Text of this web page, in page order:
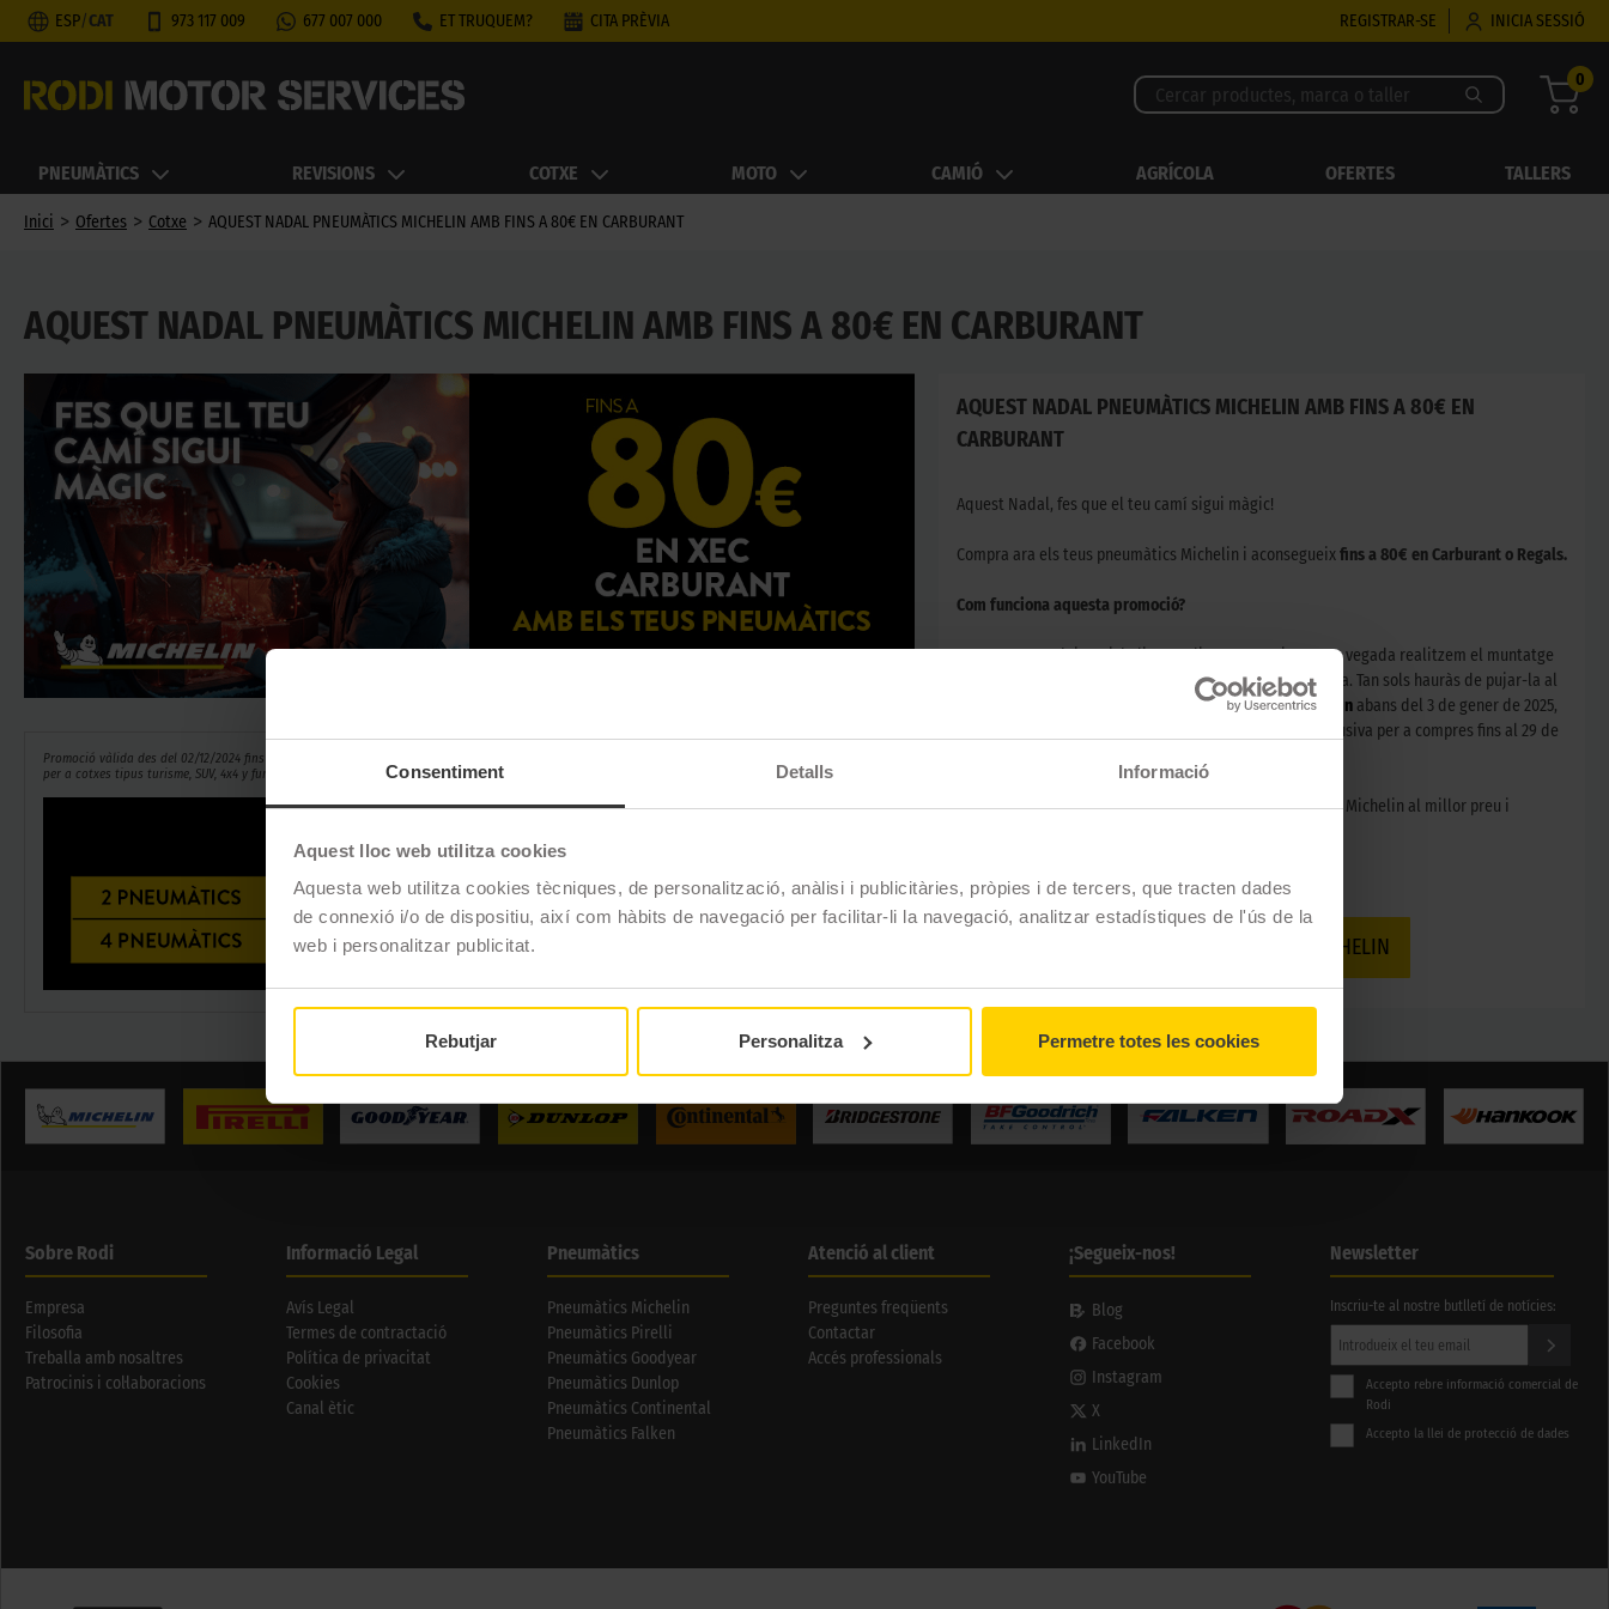
Consentiment Detalls Informació
Aquest lloc web utilitza cookies
Aquesta web utilitza cookies tècniques, de personalització, anàlisi i publicitàries, pròpies i de tercers, que tracten dades
de connexió i/o de dispositiu, així com hàbits de navegació per facilitar-li la navegació, analitzar estadístiques de l'ús de la
web i personalitzar publicitat.
Rebutjar Personalitza Permetre totes les cookies
ESP/CAT 973 117 009 677 007 000 ET TRUQUEM? CITA PRÈVIA REGISTRAR-SE INICIA SESSIÓ
0
PNEUMÀTICS REVISIONS COTXE MOTO CAMIÓ AGRÍCOLA OFERTES TALLERS
Inici > Ofertes > Cotxe > AQUEST NADAL PNEUMÀTICS MICHELIN AMB FINS A 80€ EN CARBURANT
AQUEST NADAL PNEUMÀTICS MICHELIN AMB FINS A 80€ EN CARBURANT
AQUEST NADAL PNEUMÀTICS MICHELIN AMB FINS A 80€ EN
CARBURANT
Aquest Nadal, fes que el teu camí sigui màgic!
Compra ara els teus pneumàtics Michelin i aconsegueixfins a 80€ en Carburant o Regals.
Com funciona aquesta promoció?
Compra pneumàtics Michelin a Rodi Motor Services. Una vegada realitzem el muntatge
de les teves rodes, et farem lliurament de la teva factura. Tan sols hauràs de pujar-la al
promociones.michelin.es/promociones-michelin abans del 3 de gener de 2025,
per obtenir el teu xec carburant de regal. Promoció exclusiva per a compres fins al 29 de
Aprofita aquesta oferta, compra ara els teus pneumàtics Michelin al millor preu i
CERCA PNEUMÀTICS MICHELIN
Promoció vàlida des del 02/12/2024 fins al 29/12/2024 per a compres de pneumàtics Michelin amb muntatge a Rodi Motor Services, llanta 17" o superior
per a cotxes tipus turisme, SUV, 4x4 y furgoneta. No compatible ni acumulable a altres promocions. Consulta les condicions legals de la promoció,
Sobre Rodi
Empresa
Filosofia
Treballa amb nosaltres
Patrocinis i col·laboracions
Informació Legal
Avís Legal
Termes de contractació
Política de privacitat
Cookies
Canal ètic
Pneumàtics
Pneumàtics Michelin
Pneumàtics Pirelli
Pneumàtics Goodyear
Pneumàtics Dunlop
Pneumàtics Continental
Pneumàtics Falken
Atenció al client
Preguntes freqüents
Contactar
Accés professionals
¡Segueix-nos!
Blog
Facebook
Instagram
X
LinkedIn
YouTube
Newsletter
Inscriu-te al nostre butlletí de notícies:
Accepto rebre informació comercial de
Rodi
Accepto la llei de protecció de dades